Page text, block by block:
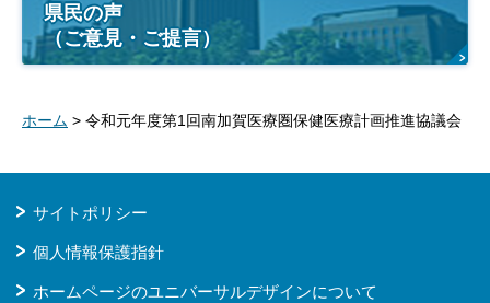
県民の声
（ご意見・ご提言）
ホーム > 令和元年度第1回南加賀医療圏保健医療計画推進協議会
サイトポリシー
個人情報保護指針
ホームページのユニバーサルデザインについて